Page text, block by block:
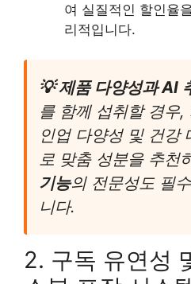
여 실질적인 할인율
리적입니다.
💡 제품 다양성과 AI
를 함께 섭취할 경우
인업 다양성 및 건강
로 맞춤 성분을 추천
기능의 전문성도 필
니다.
2. 구독 유연성